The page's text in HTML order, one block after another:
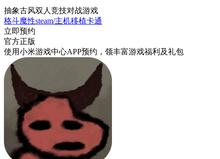
抽象古风双人竞技对战游戏
格斗魔性steam/主机移植卡通
立即预约
官方正版
使用小米游戏中心APP预约 ，领丰富游戏福利 及礼包